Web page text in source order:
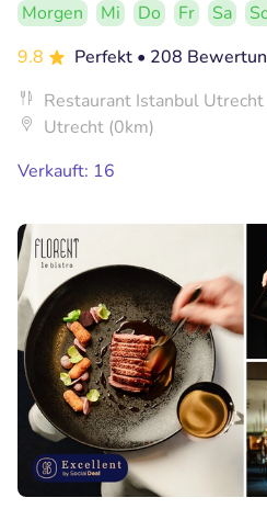
Morgen Mi Do Fr Sa
9.8
Perfekt • 208
Restaurant Istanbul Utrecht
Utrecht (0km)
Verkauft: 16